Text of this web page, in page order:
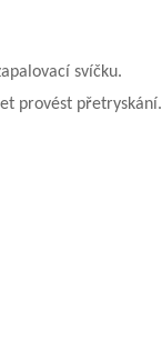
svíčku.
provést přetryskání.